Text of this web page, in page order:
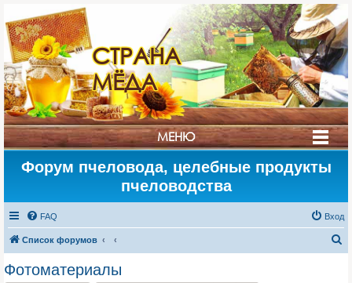
СТРАНА
МЁДА
МЕНЮ
Форум пчеловода, целебные продукты
пчеловодства
FAQ Вход
Список форумов
Фотоматериалы